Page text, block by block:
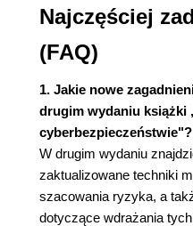
Rozdział 11. Jak
inwestycje w
Rozdział 12.
DODATEK A. Wybrane
prawdopodobieństwa
DODATEK B. Wykłady
Najczęściej
(FAQ)
1. Jakie nowe
drugim wydaniu książki
cyberbezpieczeństwie"?
W drugim wydaniu
zaktualizowane techniki
szacowania ryzyka, a
dotyczące wdrażania